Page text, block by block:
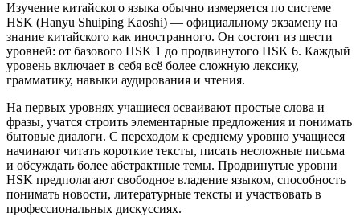
Изучение китайского языка обычно измеряется по системе
HSK (Hanyu Shuiping Kaoshi) — официальному экзамену на
знание китайского как иностранного. Он состоит из шести
уровней: от базового HSK 1 до продвинутого HSK 6. Каждый
уровень включает в себя всё более сложную лексику,
грамматику, навыки аудирования и чтения.
На первых уровнях учащиеся осваивают простые слова и
фразы, учатся строить элементарные предложения и понимать
бытовые диалоги. С переходом к среднему уровню учащиеся
начинают читать короткие тексты, писать несложные письма
и обсуждать более абстрактные темы. Продвинутые уровни
HSK предполагают свободное владение языком, способность
понимать новости, литературные тексты и участвовать в
профессиональных дискуссиях.